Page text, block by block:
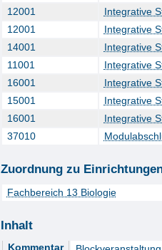
12001
Integrative
12001
Integrative
14001
Integrative
11001
Integrative
16001
Integrative
15001
Integrative
16001
Integrative
37010
Zuordnung zu
Fachbereich 13 Biologie
Inhalt
Kommentar